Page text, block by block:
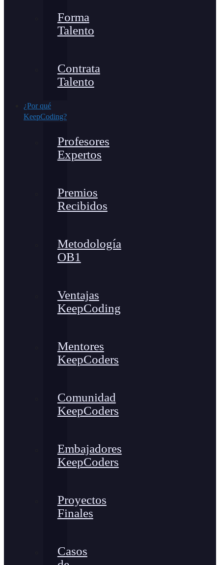
Forma
Talento
Contrata
Talento
¿Por qué
KeepCoding?
Profesores
Expertos
Premios
Recibidos
Metodología
OB1
Ventajas
KeepCoding
Mentores
KeepCoders
Comunidad
KeepCoders
Embajadores
KeepCoders
Proyectos
Finales
Casos